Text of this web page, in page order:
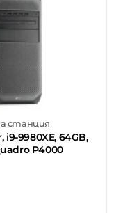
станция
i9-9980XE, 64GB,
P4000